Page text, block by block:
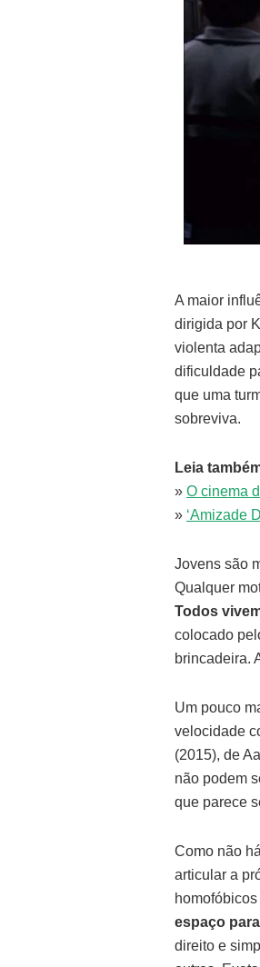
A maior
dirigida por
violenta
dificuldade
que uma
sobreviva.
Leia
» O cinema
» ‘Amizade
Jovens são
Qualquer
Todos
colocado
brincadeira.
Um pouco
velocidade
(2015), de
não podem
que parece
Como não
articular a
espaço
direito e